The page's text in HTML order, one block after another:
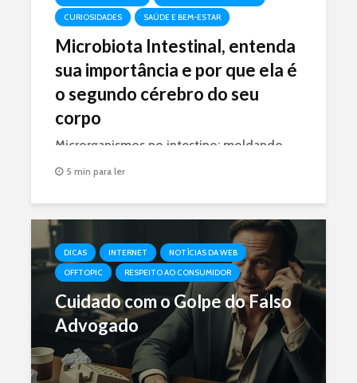
CURIOSIDADES
SAÚDE E BEM-ESTAR
Microbiota Intestinal, entenda
sua importância e por que ela é
o segundo cérebro do seu
corpo
Microrganismos no intestino: moldando
imunológico.
5 min para ler
DICAS INTERNET
NOTÍCIAS DA WEB
OFFTOPIC
RESPEITO AO CONSUMIDOR
Cuidado com o Golpe do Falso
Advogado